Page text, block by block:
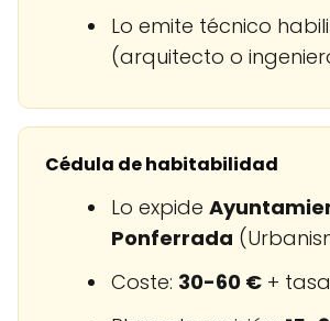
Lo emite técnico
(arquitecto o
Cédula de habitabilidad
Lo expide
Ponferrada
Coste: 30-60 €+